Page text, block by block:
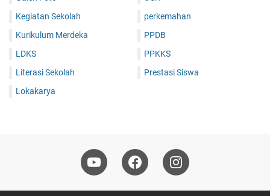
Kegiatan Sekolah
Kurikulum Merdeka
LDKS
Literasi Sekolah
Lokakarya
perkemahan
PPDB
PPKKS
Prestasi Siswa